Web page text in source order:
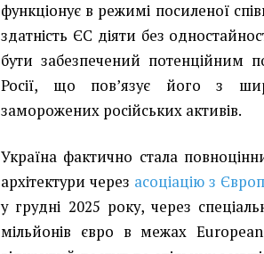
функціонує в режимі посиленої
здатність ЄС діяти без
бути забезпечений потенційним
Росії, що пов’язує його з
заморожених російських активів.
Україна фактично стала
архітектури через асоціацію з
у грудні 2025 року, через
мільйонів євро в межах